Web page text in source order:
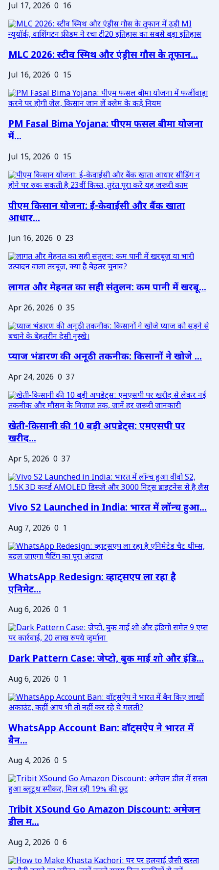
Jul 17, 2026 0 16
MLC 2026: स्टीव स्मिथ और एंड्रीस गौस के तूफान...
Jul 16, 2026 0 15
PM Fasal Bima Yojana: पीएम फसल बीमा योजना
में...
Jul 15, 2026 0 15
पीएम किसान योजना: ई-केवाईसी और बैंक खाता
आधार...
Jun 16, 2026 0 23
लागत और मेहनत का सही संतुलन: कम पानी में खरबू...
Apr 26, 2026 0 35
प्याज भंडारण की अनूठी तकनीक: किसानों ने खोजे ...
Apr 24, 2026 0 37
खेती-किसानी की 10 बड़ी अपडेट्स: एमएसपी पर
खरीद...
Apr 5, 2026 0 37
Vivo S2 Launched in India: भारत में लॉन्च हुआ...
Aug 7, 2026 0 1
WhatsApp Redesign: व्हाट्सएप ला रहा है
एनिमेट...
Aug 6, 2026 0 1
Dark Pattern Case: जेप्टो, बुक माई शो और इंडि...
Aug 6, 2026 0 1
WhatsApp Account Ban: वॉट्सऐप ने भारत में
बैन...
Aug 4, 2026 0 5
Tribit XSound Go Amazon Discount: अमेजन
डील म...
Aug 2, 2026 0 6